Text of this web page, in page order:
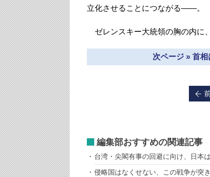
立化させることにつながる――。
ゼレンスキー大統領の胸の内に
次ページ » 首
編集部おすすめの関連記事
台湾・尖閣有事の回避に向け、日本
侵略国はなくせない、この戦争が突